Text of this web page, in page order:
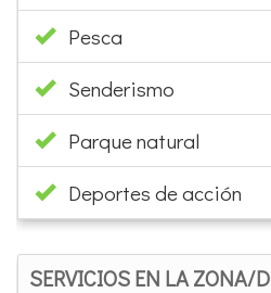
Pesca
Senderismo
Parque natural
Deportes de acción
SERVICIOS EN LA ZONA/